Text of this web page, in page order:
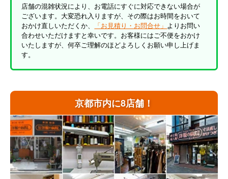
京都市内に8店舗！
店舗の混雑状況により、お電話にすぐに対応できない場合が
ございます。大変恐れ入りますが、その際はお時間をおいて
おかけ直しいただくか、
「お見積り・お問合せ」 よりお問い
合わせいただけますと幸いです。お客様にはご不便をおかけ
いたしますが、何卒ご理解のほどよろしくお願い申し上げま
す。